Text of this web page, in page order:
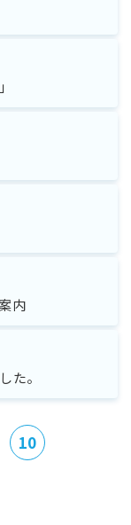
内
た。
10